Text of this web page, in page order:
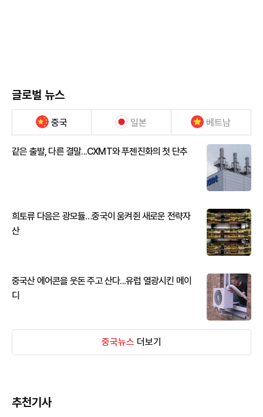
글로벌 뉴스
중국 일본 베트남
같은 출발, 다른 결말...CXMT와 푸젠진화의 첫 단추
희토류 다음은 광모듈…중국이 움켜쥔 새로운 전략자
산
중국산 에어콘을 웃돈 주고 산다...유럽 열광시킨 메이
디
중국뉴스 더보기
추천기사